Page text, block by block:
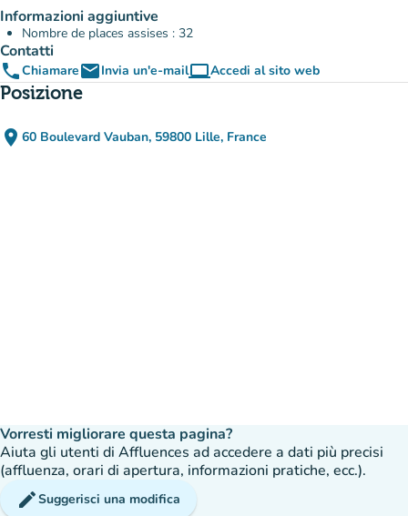
Informazioni aggiuntive
Nombre de places assises : 32
Contatti
phoneChiamareemailInvia un'e-mailcomputerAccedi al sito web
(nuova scheda)
Posizione
place 60 Boulevard Vauban, 59800 Lille, France
(apri in Google Maps)
(nuova scheda)
Vorresti migliorare questa pagina?
Aiuta gli utenti di Affluences ad accedere a dati più precisi
(affluenza, orari di apertura, informazioni pratiche, ecc.).
editSuggerisci una modifica